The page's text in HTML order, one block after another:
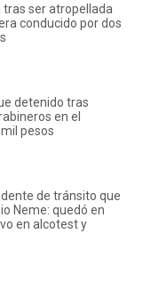
tras ser atropellada
conducido por dos
detenido tras
en el
pesos
de tránsito que
Neme: quedó en
en alcotest y